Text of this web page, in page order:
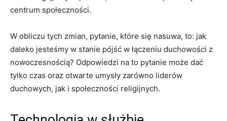
centrum społeczności.
W obliczu tych zmian, pytanie, które się nasuwa, to: jak
daleko jesteśmy w stanie pójść w łączeniu duchowości z
nowoczesnością? Odpowiedzi na to pytanie może dać
tylko czas oraz otwarte umysły zarówno liderów
duchowych, jak i społeczności religijnych.